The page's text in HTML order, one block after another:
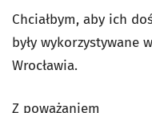
Chciałbym, aby ich
były wykorzystywane
Wrocławia.
Z poważaniem